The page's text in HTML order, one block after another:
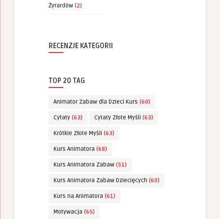
Żyrardów (2)
RECENZJE KATEGORII
TOP 20 TAG
Animator Zabaw dla Dzieci Kurs (60)
Cytaty (63) Cytaty Złote Myśli (63)
Krótkie Złote Myśli (63)
Kurs Animatora (68)
Kurs Animatora Zabaw (51)
Kurs Animatora Zabaw Dziecięcych (60)
Kurs na Animatora (61)
Motywacja (65)